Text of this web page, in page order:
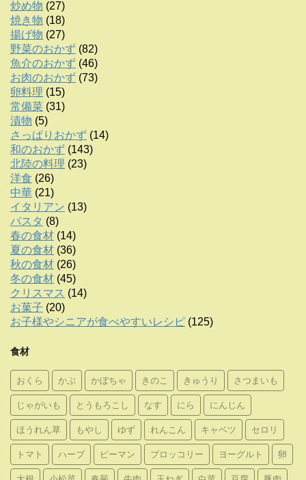
炒め物 (27)
焼き物 (18)
揚げ物 (27)
野菜のおかず (82)
魚介のおかず (46)
お肉のおかず (73)
卵料理 (15)
常備菜 (31)
漬物 (5)
さっぱりおかず (14)
和のおかず (143)
北陸の料理 (23)
洋食 (26)
中華 (21)
イタリアン (13)
パスタ (8)
春の食材 (14)
夏の食材 (36)
秋の食材 (26)
冬の食材 (45)
クリスマス (14)
お菓子 (20)
お子様やシニアが食べやすいレシピ (125)
食材
おくら かぶ かぼちゃ きのこ きゅうり さつまいも
じゃがいも とうもろこし なす にら にんじん
ほうれん草 もやし ゆず れんこん キャベツ セロリ
トマト ハーブ ピーマン ブロッコリー ヨーグルト 卵